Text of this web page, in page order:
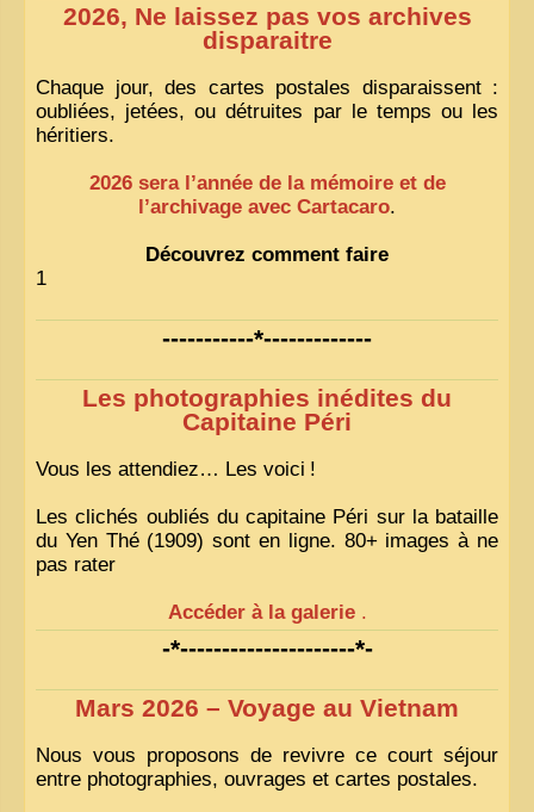
2026, Ne laissez pas vos archives
disparaitre
Chaque jour, des cartes postales disparaissent :
oubliées, jetées, ou détruites par le temps ou les
héritiers.
2026 sera l’année de la mémoire et de
l’archivage avec Cartacaro.
Découvrez comment faire
1
-----------*-------------
Les photographies inédites du
Capitaine Péri
Vous les attendiez… Les voici !
Les clichés oubliés du capitaine Péri sur la bataille
du Yen Thé (1909) sont en ligne. 80+ images à ne
pas rater
Accéder à la galerie .
-*---------------------*-
Mars 2026 – Voyage au Vietnam
Nous vous proposons de revivre ce court séjour
entre photographies, ouvrages et cartes postales.